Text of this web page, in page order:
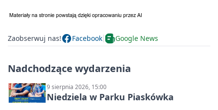
Zaobserwuj nas! Facebook Google News
Nadchodzące wydarzenia
9 sierpnia 2026, 15:00
Niedziela w Parku Piaskówka